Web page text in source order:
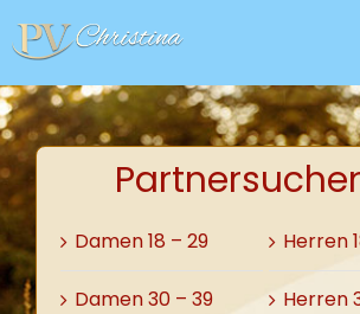
Inhalt
springen
Damen 18 – 29
Damen 30 – 39
Herren
Herren